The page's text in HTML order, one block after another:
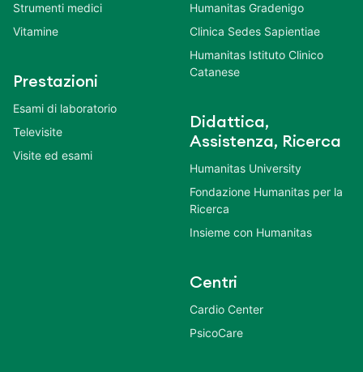
Strumenti medici
Vitamine
Prestazioni
Esami di laboratorio
Televisite
Visite ed esami
Humanitas Gradenigo
Clinica Sedes Sapientiae
Humanitas Istituto Clinico
Catanese
Didattica,
Assistenza, Ricerca
Humanitas University
Fondazione Humanitas per la
Ricerca
Insieme con Humanitas
Centri
Cardio Center
PsicoCare